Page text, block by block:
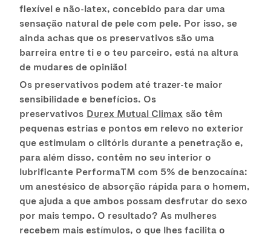
flexível e não-latex, concebido para dar uma
sensação natural de pele com pele. Por isso, se
ainda achas que os preservativos são uma
barreira entre ti e o teu parceiro, está na altura
de mudares de opinião!
Os preservativos podem até trazer-te maior
sensibilidade e benefícios. Os
preservativos Durex Mutual Climax são têm
pequenas estrias e pontos em relevo no exterior
que estimulam o clitóris durante a penetração e,
para além disso, contêm no seu interior o
lubrificante PerformaTM com 5% de benzocaína:
um anestésico de absorção rápida para o homem,
que ajuda a que ambos possam desfrutar do sexo
por mais tempo. O resultado? As mulheres
recebem mais estímulos, o que lhes facilita o